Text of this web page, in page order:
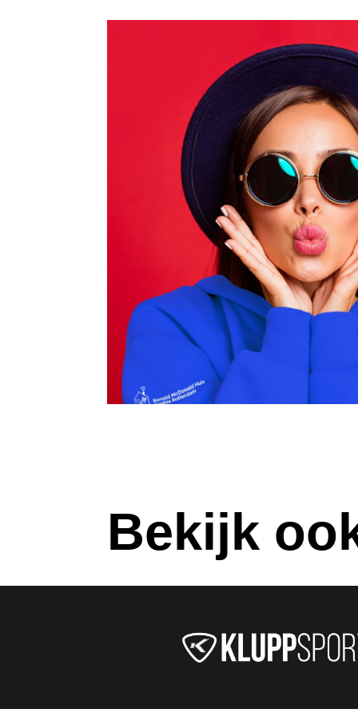
Bekijk